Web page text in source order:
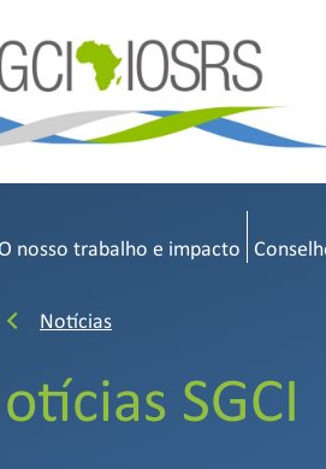
O nosso trabalho e impacto
Notícias
SGCI